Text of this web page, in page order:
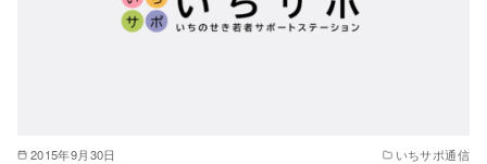
2015年9月30日 いちサポ通信